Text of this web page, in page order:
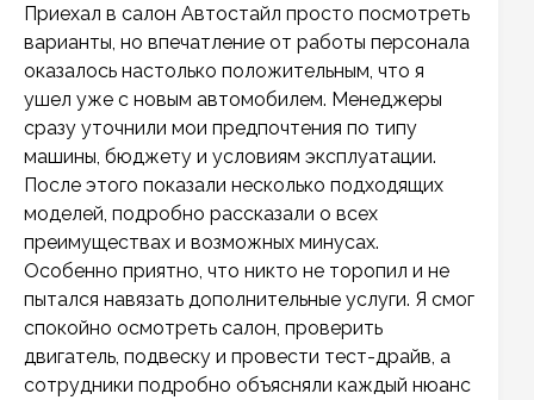
Приехал в салон Автостайл просто посмотреть
варианты, но впечатление от работы персонала
оказалось настолько положительным, что я
ушел уже с новым автомобилем. Менеджеры
сразу уточнили мои предпочтения по типу
машины, бюджету и условиям эксплуатации.
После этого показали несколько подходящих
моделей, подробно рассказали о всех
преимуществах и возможных минусах.
Особенно приятно, что никто не торопил и не
пытался навязать дополнительные услуги. Я смог
спокойно осмотреть салон, проверить
двигатель, подвеску и провести тест-драйв, а
сотрудники подробно объясняли каждый нюанс